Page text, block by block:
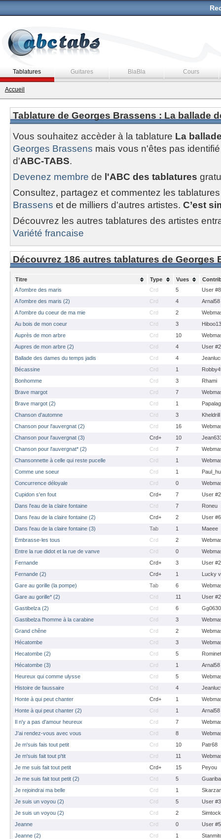
Tablatures Guitares BlaBla Cours
Accueil
Tablature de Georges Brassens : La ballade
Vous souhaitez accèder à la tablature La
Georges Brassens mais vous n'êtes pas
d'ABC-TABS.
Devenez membre de l'ABC des tablatures
Consultez, partagez et commentez les
Brassens et de milliers d'autres artistes. C’est
Découvrez les autres tablatures des artistes
Variété francaise
Découvrez 186 autres tablatures de Georges
Titre Type Vues
A l'ombre des maris
Crd 5
User
A l'ombre des maris (2)
Crd 4
Arnal58
A l'ombre du coeur de ma mie
Crd 2
Au bois de mon coeur
Crd 3
Hiboo13
Auprès de mon arbre
Crd 10
Aupres de mon arbre (2)
Crd 4
User
Ballade des dames du temps jadis
Crd 4
Bécassine
Crd 1
Bonhomme
Crd 3
Rhami
Brave margot
Crd 7
Brave margot (2)
Crd 1
Chanson d'automne
Crd 3
Kheldrill
Chanson pour l'auvergnat (2)
Crd 16
Chanson pour l'auvergnat (3)
Crd+ 10
Chanson pour l'auvergnat* (2)
Crd 7
Chansonnette à celle qui reste pucelle
Crd 1
Comme une soeur
Crd 1
Concurrence déloyale
Crd 0
Cupidon s'en fout
Crd+ 7
User
Dans l'eau de la claire fontaine
Crd 7
Roneu
Dans l'eau de la claire fontaine (2)
Crd+ 2
User
Dans l'eau de la claire fontaine (3)
Tab 1
Maeee
Embrasse-les tous
Crd 2
Entre la rue didot et la rue de vanve
Crd 0
Fernande
Crd+ 3
User
Fernande (2)
Crd+ 1
Lucky
Gare au gorille (la pompe)
Tab 6
Gare au gorille* (2)
Crd 11
User
Gastibelza (2)
Crd 6
Gastibelza l'homme à la carabine
Crd 3
Grand chêne
Crd 2
Hécatombe
Crd 3
Hecatombe (2)
Crd 5
Rominet
Hécatombe (3)
Crd 1
Arnal58
Heureux qui comme ulysse
Crd 5
Histoire de faussaire
Crd 4
Honte à qui peut chanter
Crd+ 1
Honte à qui peut chanter (2)
Crd 1
Arnal58
Il n'y a pas d'amour heureux
Crd 7
J'ai rendez-vous avec vous
Crd 8
Je m'suis fais tout petit
Crd 10
Patr68
Je m'suis fait tout p'tit
Crd 11
Je me suis fait tout petit
Crd+ 15
Peyou
Je me suis fait tout petit (2)
Crd 5
Je rejoindrai ma belle
Crd 1
Je suis un voyou (2)
Crd 5
User
Je suis un voyou (2)
Crd 2
Jeanne
Crd 0
User
Jeanne (2)
Crd 1